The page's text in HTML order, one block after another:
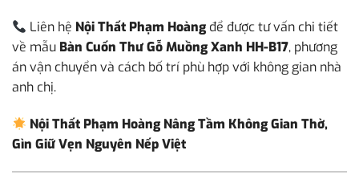
Liên hệ Nội Thất Phạm Hoàng để được tư vấn chi tiết
về mẫu Bàn Cuốn Thư Gỗ Muồng Xanh HH-B17, phương
án vận chuyển và cách bố trí phù hợp với không gian nhà
anh chị.
Nội Thất Phạm Hoàng Nâng Tầm Không Gian Thờ,
Gìn Giữ Vẹn Nguyên Nếp Việt